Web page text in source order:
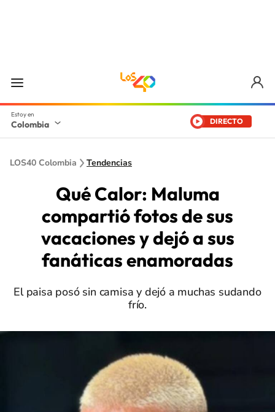
Colombia DIRECTO
LOS40 Colombia Tendencias
Qué Calor: Maluma
compartió fotos de sus
vacaciones y dejó a sus
fanáticas enamoradas
El paisa posó sin camisa y dejó a muchas sudando
frío.